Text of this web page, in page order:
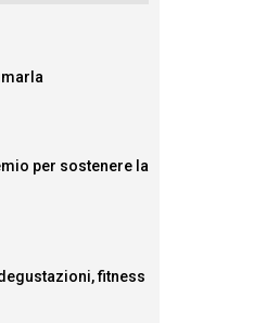
per sostenere la
fitness